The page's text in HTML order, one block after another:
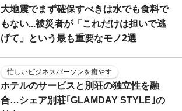
大地震でまず確保すべきは水でも食料で
もない...被災者が「これだけは担いで逃
げて」という最も重要なモノ2選
忙しいビジネスパーソンを癒やす
ホテルのサービスと別荘の独立性を融
合…シェア別荘｢GLAMDAY STYLE｣の